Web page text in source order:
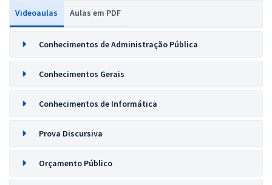
Videoaulas Aulas em PDF
Conhecimentos de Administração Pública
Conhecimentos Gerais
Conhecimentos de Informática
Prova Discursiva
Orçamento Público